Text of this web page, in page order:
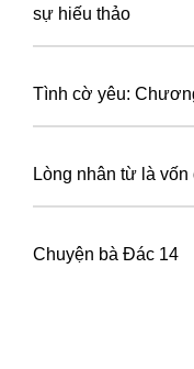
sự hiếu thảo
Tình cờ yêu:
Lòng nhân từ là
Chuyện bà Đác 14